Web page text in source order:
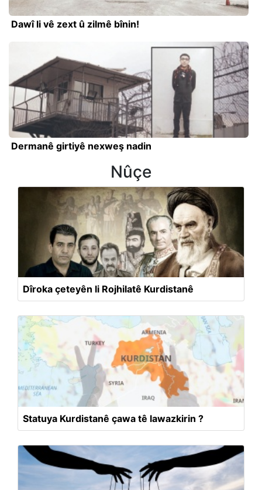
Dawî li vê zext û zilmê bînin!
Dermanê girtiyê nexweş nadin
Nûçe
Dîroka çeteyên li Rojhilatê Kurdistanê
Statuya Kurdistanê çawa tê lawazkirin ?